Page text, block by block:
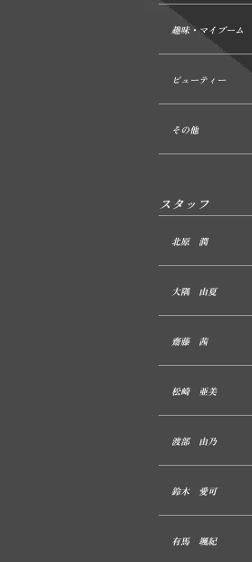
趣味・マイブーム
ビューティー
その他
スタッフ
北原 潤
大隅 由夏
齋藤 茜
松崎 亜美
渡部 由乃
鈴木 愛可
有馬 颯紀